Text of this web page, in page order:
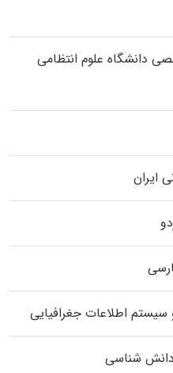
داﻧﺸﮕﺎه ﻋﻠﻮم انتظامی
ایران
اطلاعات جغرافیایی
دانش شناسی